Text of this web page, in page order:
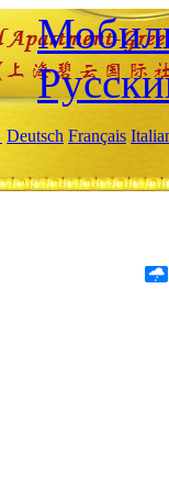
Deutsch Français